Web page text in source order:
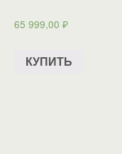
65 999,00 ₽
КУПИТЬ